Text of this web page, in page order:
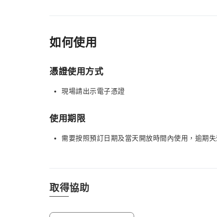
如何使用
憑證使用方式
現場請出示電子憑證
使用期限
需要按照預訂日期及當天開放時間內使用，逾期
取得協助